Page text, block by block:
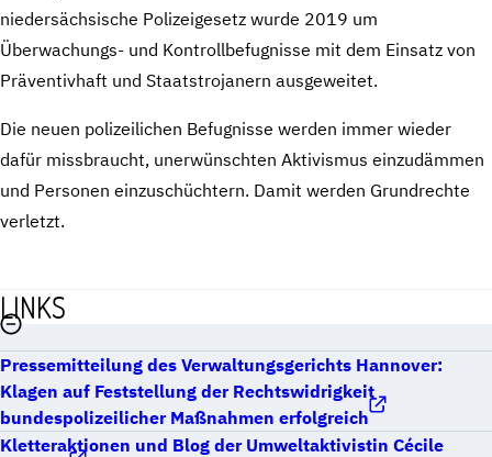
niedersächsische Polizeigesetz wurde 2019 um
Überwachungs- und Kontrollbefugnisse mit dem Einsatz von
Präventivhaft und Staatstrojanern ausgeweitet.
Die neuen polizeilichen Befugnisse werden immer wieder
dafür missbraucht, unerwünschten Aktivismus einzudämmen
und Personen einzuschüchtern. Damit werden Grundrechte
verletzt.
LINKS
Pressemitteilung des Verwaltungsgerichts Hannover:
Klagen auf Feststellung der Rechtswidrigkeit
bundespolizeilicher Maßnahmen erfolgreich
Kletteraktionen und Blog der Umweltaktivistin Cécile